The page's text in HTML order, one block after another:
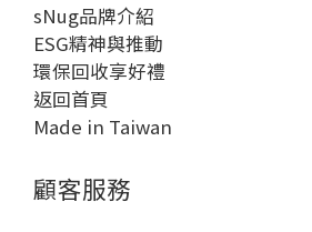
sNug品牌介紹
ESG精神與推動
環保回收享好禮
返回首頁
Made in Taiwan
顧客服務